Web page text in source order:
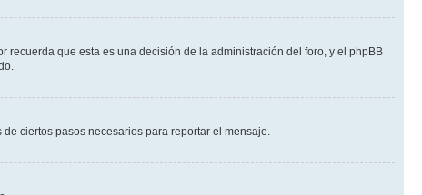
que esta es una decisión de la administración del foro, y el phpBB
ciertos pasos necesarios para reportar el mensaje.